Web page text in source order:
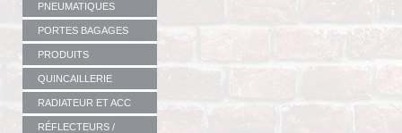
PNEUMATIQUES
PORTES BAGAGES
PRODUITS
QUINCAILLERIE
RADIATEUR ET ACC
RÉFLECTEURS /